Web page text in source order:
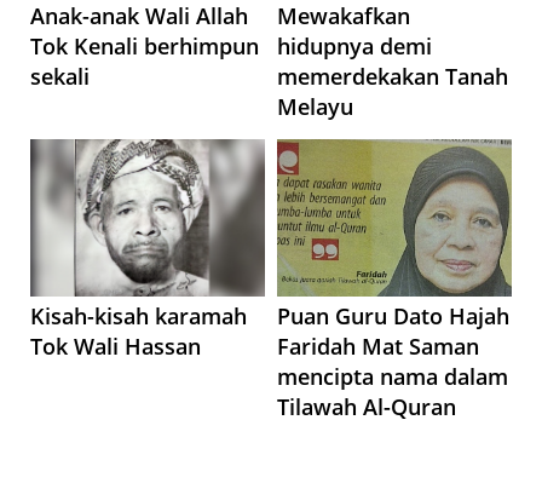
Anak-anak Wali Allah
Tok Kenali berhimpun
sekali
Mewakafkan
hidupnya demi
memerdekakan Tanah
Melayu
Kisah-kisah karamah
Tok Wali Hassan
Puan Guru Dato Hajah
Faridah Mat Saman
mencipta nama dalam
Tilawah Al-Quran